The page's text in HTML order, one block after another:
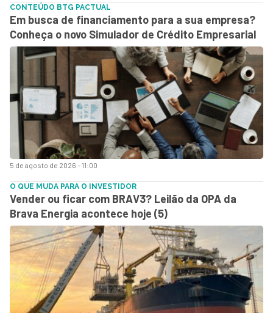
5 de agosto de 2026 - 11:00
CONTEÚDO BTG PACTUAL
Em busca de financiamento para a sua empresa?
Conheça o novo Simulador de Crédito Empresarial
O QUE MUDA PARA O INVESTIDOR
Vender ou ficar com BRAV3? Leilão da OPA da
Brava Energia acontece hoje (5)